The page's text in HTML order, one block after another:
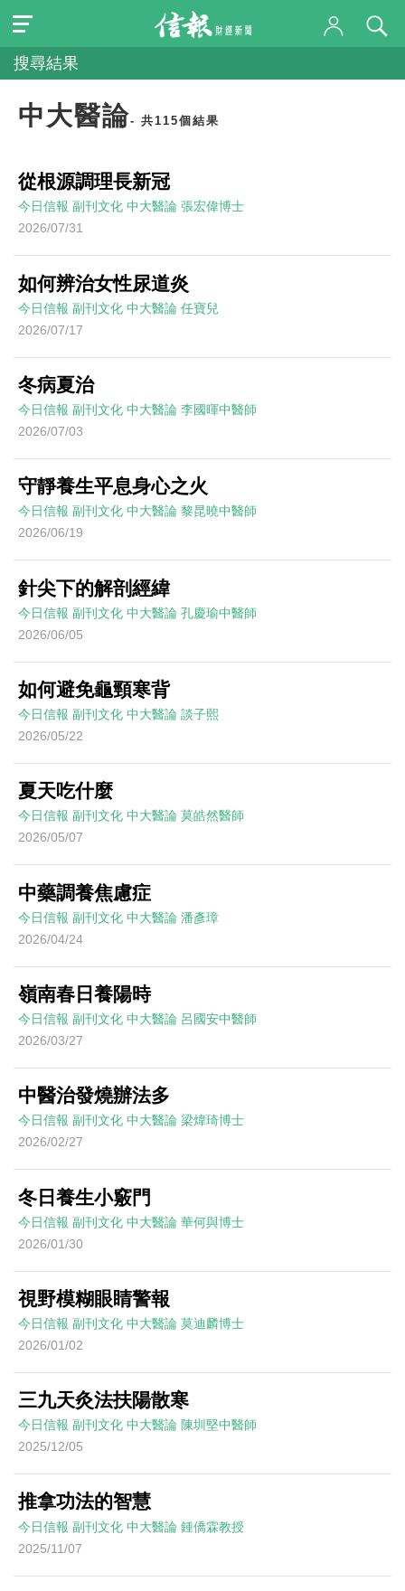
搜尋結果
中大醫論- 共115個結果
從根源調理長新冠
今日信報 副刊文化 中大醫論 張宏偉博士
2026/07/31
如何辨治女性尿道炎
今日信報 副刊文化 中大醫論 任寶兒
2026/07/17
冬病夏治
今日信報 副刊文化 中大醫論 李國暉中醫師
2026/07/03
守靜養生平息身心之火
今日信報 副刊文化 中大醫論 黎昆曉中醫師
2026/06/19
針尖下的解剖經緯
今日信報 副刊文化 中大醫論 孔慶瑜中醫師
2026/06/05
如何避免龜頸寒背
今日信報 副刊文化 中大醫論 談子熙
2026/05/22
夏天吃什麼
今日信報 副刊文化 中大醫論 莫皓然醫師
2026/05/07
中藥調養焦慮症
今日信報 副刊文化 中大醫論 潘彥璋
2026/04/24
嶺南春日養陽時
今日信報 副刊文化 中大醫論 呂國安中醫師
2026/03/27
中醫治發燒辦法多
今日信報 副刊文化 中大醫論 梁煒琦博士
2026/02/27
冬日養生小竅門
今日信報 副刊文化 中大醫論 華何與博士
2026/01/30
視野模糊眼睛警報
今日信報 副刊文化 中大醫論 莫迪麟博士
2026/01/02
三九天灸法扶陽散寒
今日信報 副刊文化 中大醫論 陳圳堅中醫師
2025/12/05
推拿功法的智慧
今日信報 副刊文化 中大醫論 鍾僑霖教授
2025/11/07